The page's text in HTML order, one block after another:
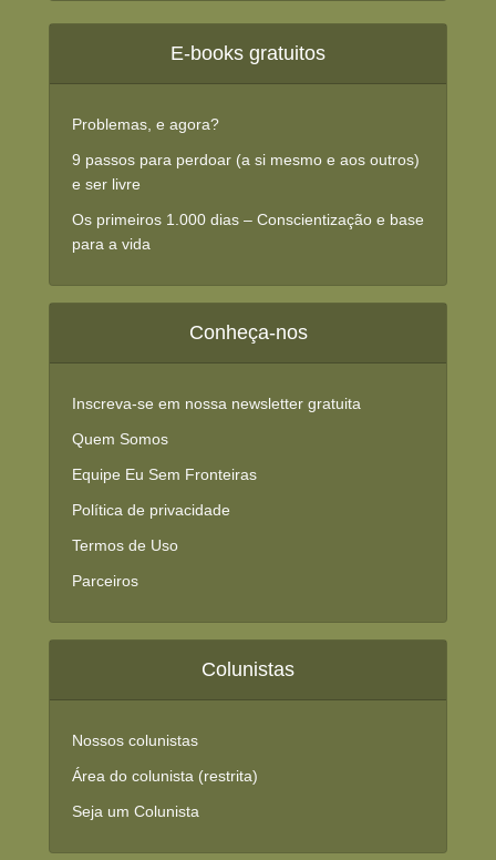
E-books gratuitos
Problemas, e agora?
9 passos para perdoar (a si mesmo e aos outros)
e ser livre
Os primeiros 1.000 dias – Conscientização e base
para a vida
Conheça-nos
Inscreva-se em nossa newsletter gratuita
Quem Somos
Equipe Eu Sem Fronteiras
Política de privacidade
Termos de Uso
Parceiros
Colunistas
Nossos colunistas
Área do colunista (restrita)
Seja um Colunista